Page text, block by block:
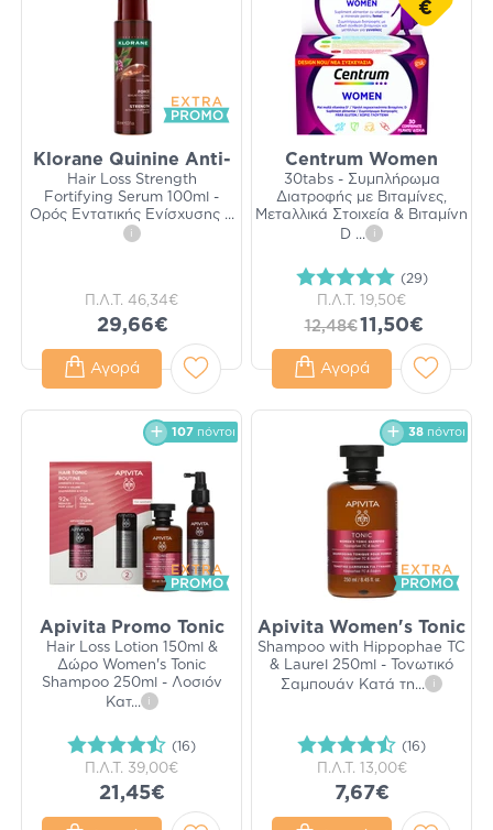
Klorane Quinine Anti-
Hair Loss Strength
Fortifying Serum 100ml -
Ορός Εντατικής Ενίσχυσης ...
i
Π.Λ.Τ. 46,34€
29,66€
Αγορά
€
Centrum Women
30tabs - Συμπλήρωμα
Διατροφής με Βιταμίνες,
Μεταλλικά Στοιχεία & Βιταμίνη
D ... i
(29)
Π.Λ.Τ. 19,50€
12,48€11,50€
Αγορά
107 πόντοι
Apivita Promo Tonic
Hair Loss Lotion 150ml &
Δώρο Women's Tonic
Shampoo 250ml - Λοσιόν
Κατ... i
(16)
Π.Λ.Τ. 39,00€
21,45€
38 πόντοι
Apivita Women's Tonic
Shampoo with Hippophae TC
& Laurel 250ml - Τονωτικό
Σαμπουάν Κατά τη... i
(16)
Π.Λ.Τ. 13,00€
7,67€